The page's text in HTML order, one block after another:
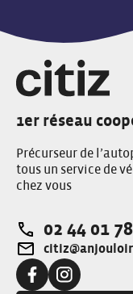
1er réseau
Précurseur de
tous un service de
chez vous
Téléphone:
02 44 01
Adresse e-mail:
Facebook:Instagram: